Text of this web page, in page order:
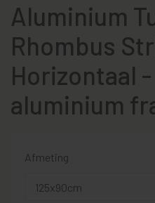
Aluminium
Rhombus
Horizontaal
aluminium
Afmeting